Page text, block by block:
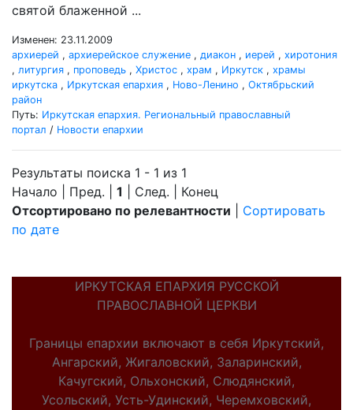
святой блаженной ...
Изменен: 23.11.2009
архиерей , архиерейское служение , диакон , иерей , хиротония
, литургия , проповедь , Христос , храм , Иркутск , храмы
иркутска , Иркутская епархия , Ново-Ленино , Октябрьский
район
Путь: Иркутская епархия. Региональный православный
портал / Новости епархии
Результаты поиска 1 - 1 из 1
Начало | Пред. | 1 | След. | Конец
Отсортировано по релевантности
Сортировать
по дате
ИРКУТСКАЯ ЕПАРХИЯ РУССКОЙ
ПРАВОСЛАВНОЙ ЦЕРКВИ
Границы епархии включают в себя Иркутский,
Ангарский, Жигаловский, Заларинский,
Качугский, Ольхонский, Слюдянский,
Усольский, Усть-Удинский, Черемховский,